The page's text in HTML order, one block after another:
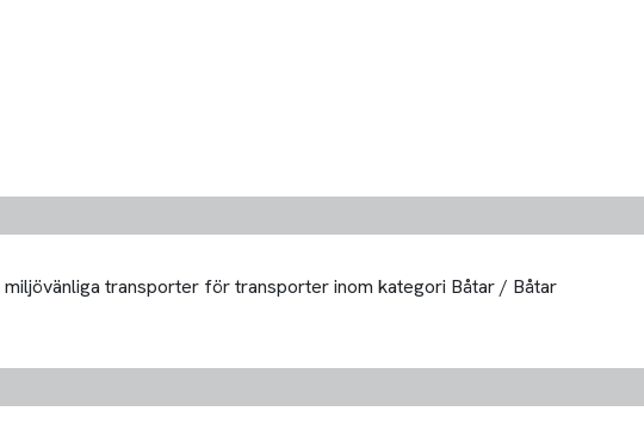
transporter för transporter inom kategori Båtar / Båtar